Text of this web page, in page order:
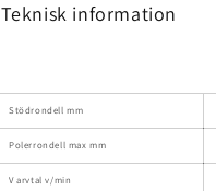
Teknisk information
Stödrondell mm
Polerrondell max mm
Varvtal v/min